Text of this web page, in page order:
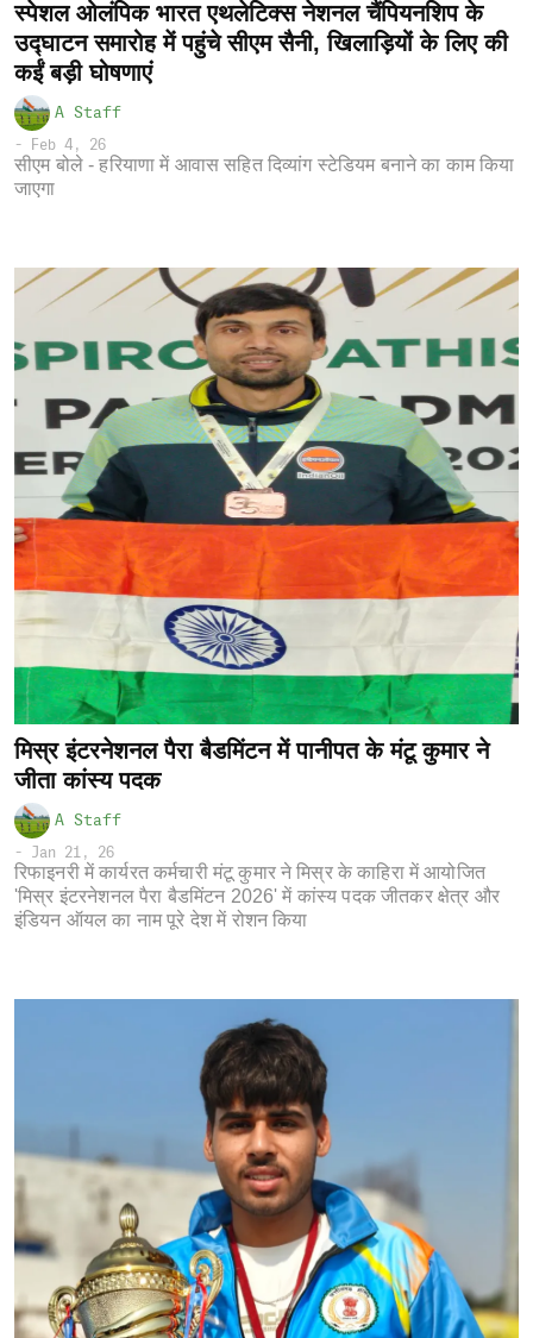
स्पेशल ओलंपिक भारत एथलेटिक्स नेशनल चैंपियनशिप के
उद्घाटन समारोह में पहुंचे सीएम सैनी, खिलाड़ियों के लिए की
कईं बड़ी घोषणाएं
A Staff
- Feb 4, 26
सीएम बोले - हरियाणा में आवास सहित दिव्यांग स्टेडियम बनाने का काम किया
जाएगा
मिस्र इंटरनेशनल पैरा बैडमिंटन में पानीपत के मंटू कुमार ने
जीता कांस्य पदक
A Staff
- Jan 21, 26
रिफाइनरी में कार्यरत कर्मचारी मंटू कुमार ने मिस्र के काहिरा में आयोजित
'मिस्र इंटरनेशनल पैरा बैडमिंटन 2026' में कांस्य पदक जीतकर क्षेत्र और
इंडियन ऑयल का नाम पूरे देश में रोशन किया